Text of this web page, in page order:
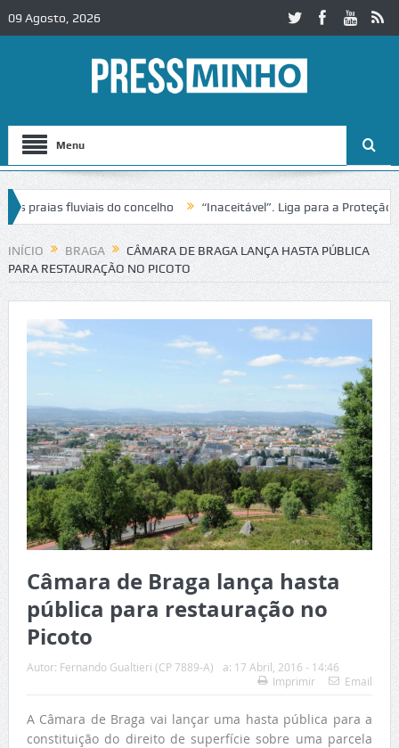
09 Agosto, 2026
Menu
fluviais do concelho “Inaceitável”. Liga para a Proteção da
INÍCIO BRAGA
CÂMARA DE BRAGA LANÇA HASTA PÚBLICA
PARA RESTAURAÇÃO NO PICOTO
Câmara de Braga lança hasta
pública para restauração no
Picoto
Autor: Fernando Gualtieri (CP 7889-A) a: 17 Abril, 2016 - 14:46
Imprimir
Email
A Câmara de Braga vai lançar uma hasta pública para a
constituição do direito de superfície sobre uma parcela